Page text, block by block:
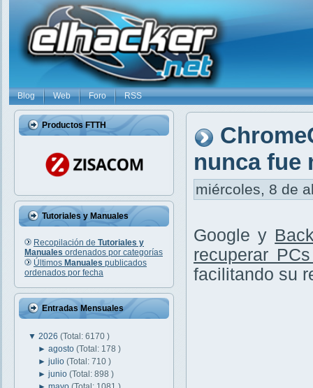
Blog Web Foro RSS
Productos FTTH
Tutoriales y Manuales
Recopilación de Tutoriales y
Manuales ordenados por categorías
Últimos Manuales publicados
ordenados por fecha
Entradas Mensuales
▼ 2026 (Total: 6170 )
►agosto(Total: 178 )
►julio(Total: 710 )
►junio(Total: 898 )
nunca fue
miércoles, 8 de
Google y
recuperar
facilitando su